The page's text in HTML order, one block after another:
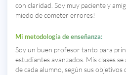
con claridad. Soy muy paciente y
miedo de cometer errores!
Mi metodología de enseñanza:
Soy un buen profesor tanto para
estudiantes avanzados. Mis clases
de cada alumno, según sus objetivos